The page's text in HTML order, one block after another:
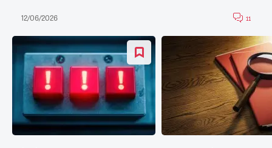
12/06/2026 11